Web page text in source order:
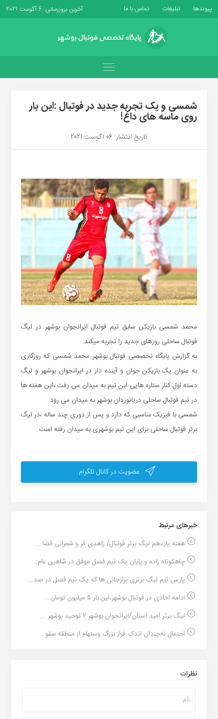
پیوندها تبلیغات تماس با ما آخرین بروزرسانی: 6 آگوست 2021
شمسی و یک تجربه جدید در فوتبال :این بار
روی ماسه های داغ!
تاریخ انتشار: 06 آگوست 2021
محمد شمسی بازیکن سابق تیم فوتبال ایرانجوان بوشهر در لیگ
فوتبال ساحلی روزهای جدید را تجربه میکند.
به گزارش پایگاه تخصصی فوتبال بوشهر محمد شمسی که روزگاری
به عنوان یک بازیکن جوان و آینده دار در ایرانجوان بوشهر و لیگ
دسته اول کنار ستاره هایی این تیم به میدان می رفت ،این هفته ها
در تیم فوتبال ساحلی دریانوردان بوشهر به میدان می رود.
شمسی با فیزیک مناسبی که دارد و پس از دوری چند ساله ،در لیگ
برتر فوتبال ساحلی برای این تیم بوشهری به میدان رفته است.
عضویت در کانال تلگرام
خبر‌های مرتبط
هفته یازدهم لیگ برتر فوتبال/ زاهدی فر و شعرانی قضا...
چاهکوتاه زاده و پایان یک نیم فصل موفق در شاهین عام...
پارس تیم لیگ برتری برازجانی ها که یک نیم فصل در صد...
ادامه اخاذی در فوتبال بوشهر،این بار ۵ میلیون تومان...
لیگ برتر امید استان/ایرانجوان بوشهر ۲ توحید بوشهر ...
احتمال نه‌چندان اندک فرار بزرگ وستهام از منطقه سقو...
نظرات